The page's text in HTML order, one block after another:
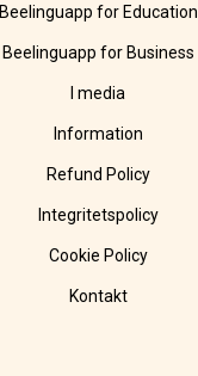
Beelinguapp for Education
Beelinguapp for Business
I media
Information
Refund Policy
Integritetspolicy
Cookie Policy
Kontakt